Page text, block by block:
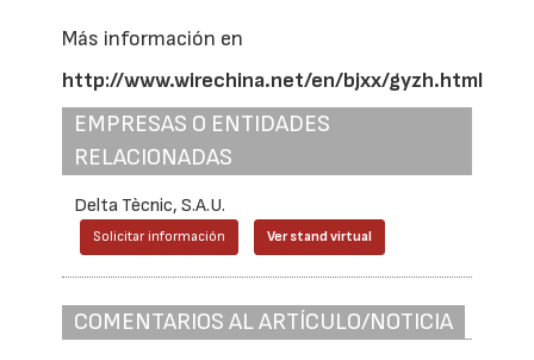
Más información en
http://www.wirechina.net/en/bjxx/gyzh.html
EMPRESAS O ENTIDADES
RELACIONADAS
Delta Tècnic, S.A.U.
Solicitar información Ver stand virtual
COMENTARIOS AL ARTÍCULO/NOTICIA